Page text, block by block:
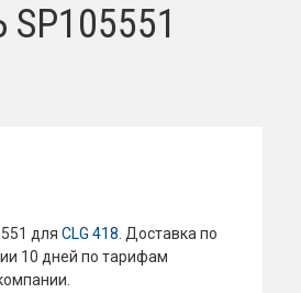
для CLG 418 . Доставка по
10 дней по тарифам